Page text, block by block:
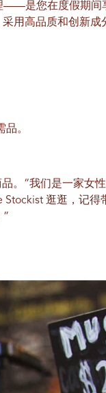
——是您在度假期间
用高品质和创新成
。
。“我们是一家女
逛逛，记得